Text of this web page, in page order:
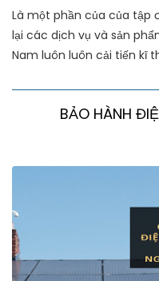
Là một phần của của tập
lại các dịch vụ và sản
Nam luôn luôn cải tiến kĩ
BẢO HÀNH